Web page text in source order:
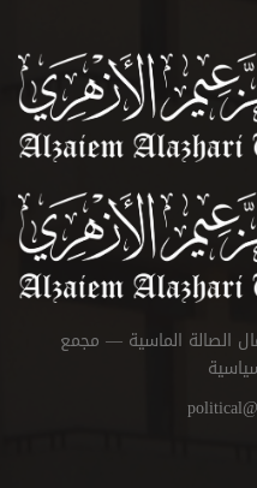
بحري --- كافوري مربع 7 شمال الصالة الماسية — مجمع